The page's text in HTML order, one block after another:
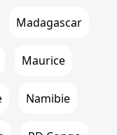
Madagascar
Maurice
Namibie